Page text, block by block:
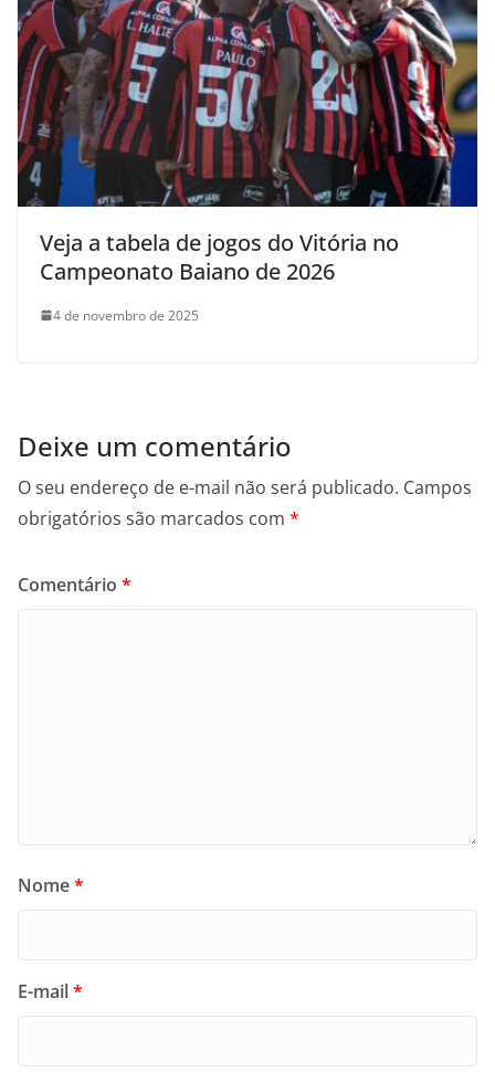
Veja a tabela de jogos do Vitória no
Campeonato Baiano de 2026
4 de novembro de 2025
Deixe um comentário
O seu endereço de e-mail não será publicado. Campos
obrigatórios são marcados com *
Comentário *
Nome*
E-mail*